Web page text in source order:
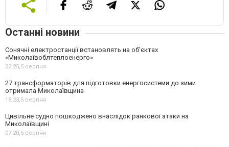
Останні новини
Сонячні електростанції встановлять на об'єктах
«Миколаївоблтеплоенерго»
22:25,5 серпня
27 трансформаторів для підготовки енергосистеми до зими
отримала Миколаївщина
15:23,5 серпня
Цивільне судно пошкоджено внаслідок ранкової атаки на
Миколаївщині
07:20,5 серпня